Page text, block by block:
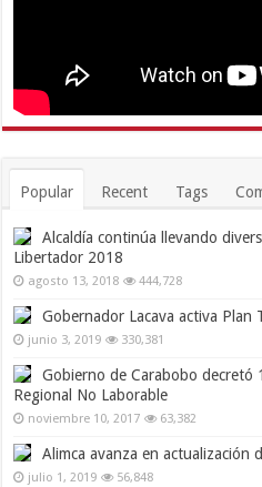
Popular Recent Tags
Alcaldía continúa llevando
Libertador 2018
agosto 13, 2018 444,728
Gobernador Lacava activa Plan
junio 3, 2019 330,381
Gobierno de Carabobo decretó
Regional No Laborable
noviembre 10, 2017 63,382
Alimca avanza en actualización
julio 1, 2019 56,848